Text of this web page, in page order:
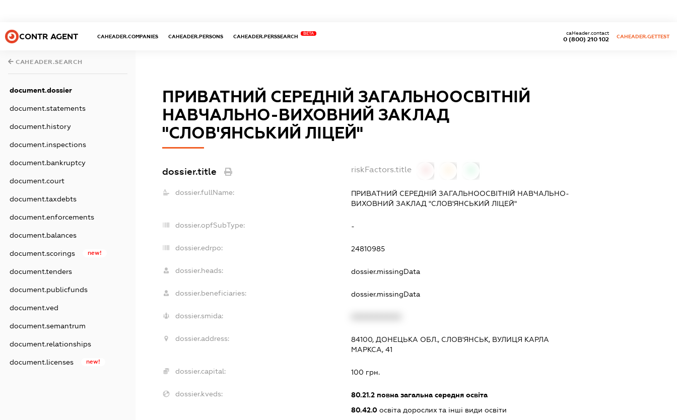
CONTR AGENT CAHEADER.COMPANIES CAHEADER.PERSONS CAHEADER.PERSSEARCH
BETA
0 (800) 210 102
caHeader.contact
CAHEADER.GETTEST
CAHEADER.SEARCH
document.dossier
document.statements
document.history
document.inspections
document.bankruptcy
document.court
document.taxdebts
document.enforcements
document.balances
document.scorings new!
document.tenders
document.publicfunds
document.ved
document.semantrum
document.relationships
document.licenses new!
ПРИВАТНИЙ СЕРЕДНІЙ ЗАГАЛЬНООСВІТНІЙ
НАВЧАЛЬНО-ВИХОВНИЙ ЗАКЛАД
"СЛОВ'ЯНСЬКИЙ ЛІЦЕЙ"
dossier.title riskFactors.title
dossier.fullName:
ПРИВАТНИЙ СЕРЕДНІЙ ЗАГАЛЬНООСВІТНІЙ НАВЧАЛЬНО-
ВИХОВНИЙ ЗАКЛАД "СЛОВ'ЯНСЬКИЙ ЛІЦЕЙ"
dossier.opfSubType: -
dossier.edrpo: 24810985
dossier.heads: dossier.missingData
dossier.beneficiaries: dossier.missingData
dossier.smida:
dossier.address:
84100, ДОНЕЦЬКА ОБЛ., СЛОВ'ЯНСЬК, ВУЛИЦЯ КАРЛА
МАРКСА, 41
dossier.capital: 100 грн.
dossier.kveds: 80.21.2 повна загальна середня освіта
80.42.0 освіта дорослих та інші види освіти